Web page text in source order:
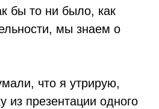
бы то ни было, как
мы знаем о
что я утрирую,
из презентации одного